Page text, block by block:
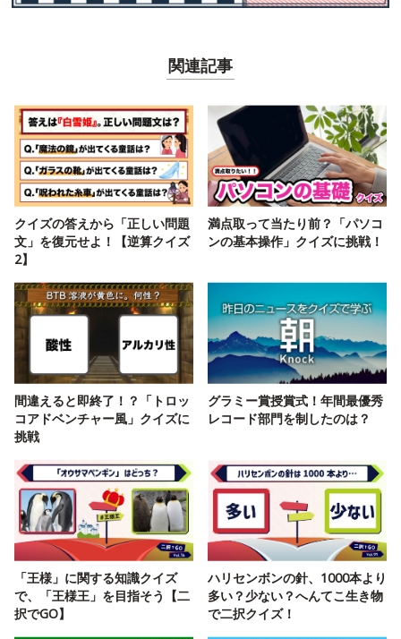
関連記事
クイズの答えから「正しい問題
文」を復元せよ！【逆算クイズ
2】
満点取って当たり前？「パソコ
ンの基本操作」クイズに挑戦！
間違えると即終了！？「トロッ
コアドベンチャー風」クイズに
挑戦
グラミー賞授賞式！年間最優秀
レコード部門を制したのは？
「王様」に関する知識クイズ
で、「王様王」を目指そう【二
択でGO】
ハリセンボンの針、1000本より
多い？少ない？へんてこ生き物
で二択クイズ！